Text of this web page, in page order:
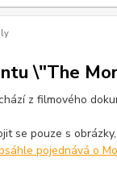
\"The
z filmového
se pouze s
pojednává o